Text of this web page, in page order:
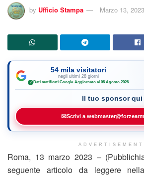
by Ufficio Stampa Marzo 13, 2023
54 mila visitatori
negli ultimi 28 giorni
✓ Dati certificati Google·Aggiornato al 08 Agosto 2026
Il tuo sponsor qui
✉Scrivi a
ADVERTISEMENT
Roma, 13 marzo 2023 –
seguente articolo da leggere